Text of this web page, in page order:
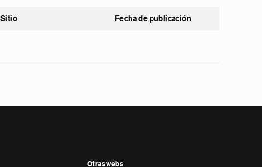
Sitio Fecha de publicación
Otras webs